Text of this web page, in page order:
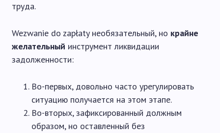
труда.
Wezwanie do zapłaty необязательный, но крайне
желательный инструмент ликвидации
задолженности:
Во-первых, довольно часто урегулировать
ситуацию получается на этом этапе.
Во-вторых, зафиксированный должным
образом, но оставленный без